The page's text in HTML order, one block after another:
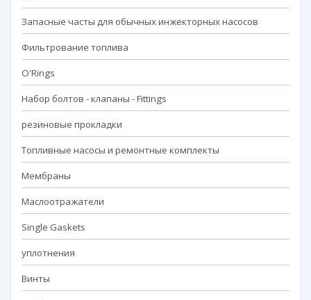
Запасные часты для обычных инжекторных насосов
Фильтрование топлива
O'Rings
Набор болтов - клапаны - Fittings
резиновые прокладки
Топливные насосы и ремонтные комплекты
Мембраны
Маслоотражатели
Single Gaskets
уплотнения
Винты